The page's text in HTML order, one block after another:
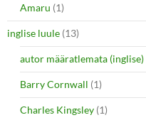
Amaru (1)
inglise luule (13)
autor määratlemata (inglise)
Barry Cornwall (1)
Charles Kingsley (1)